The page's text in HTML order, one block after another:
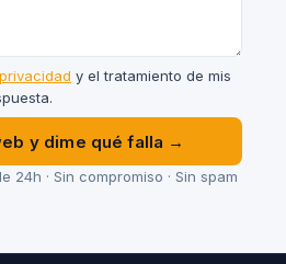
y el tratamiento de mis
y dime qué falla →
24h · Sin compromiso · Sin spam